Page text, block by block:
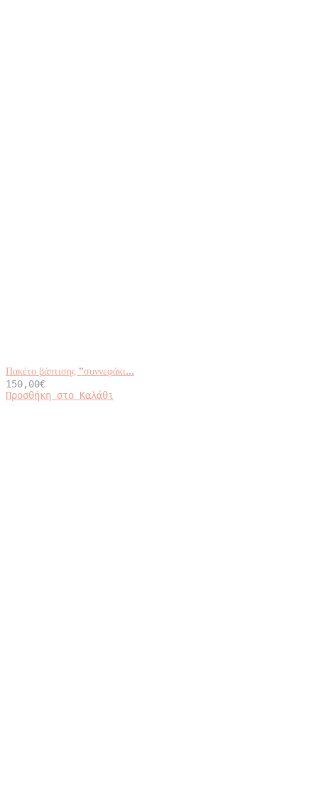
Πακέτο βάπτισης ”συννεφάκι...
150,00€
Προσθήκη στο Καλάθι